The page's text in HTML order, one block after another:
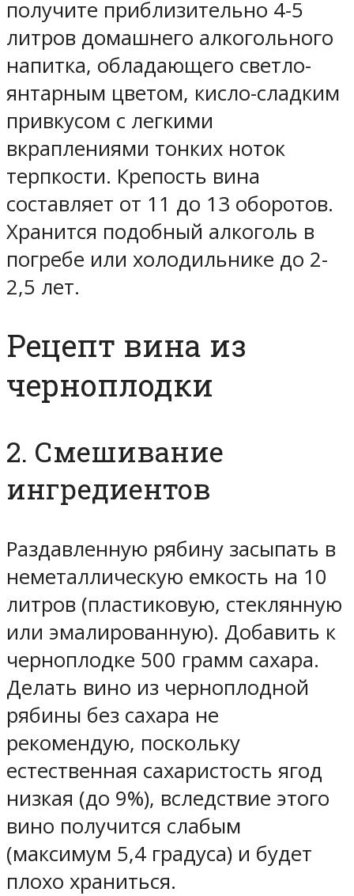
получите приблизительно 4-5
литров домашнего алкогольного
напитка, обладающего светло-
янтарным цветом, кисло-сладким
привкусом с легкими
вкраплениями тонких ноток
терпкости. Крепость вина
составляет от 11 до 13 оборотов.
Хранится подобный алкоголь в
погребе или холодильнике до 2-
2,5 лет.
Рецепт вина из
черноплодки
2. Смешивание
ингредиентов
Раздавленную рябину засыпать в
неметаллическую емкость на 10
литров (пластиковую, стеклянную
или эмалированную). Добавить к
черноплодке 500 грамм сахара.
Делать вино из черноплодной
рябины без сахара не
рекомендую, поскольку
естественная сахаристость ягод
низкая (до 9%), вследствие этого
вино получится слабым
(максимум 5,4 градуса) и будет
плохо храниться.